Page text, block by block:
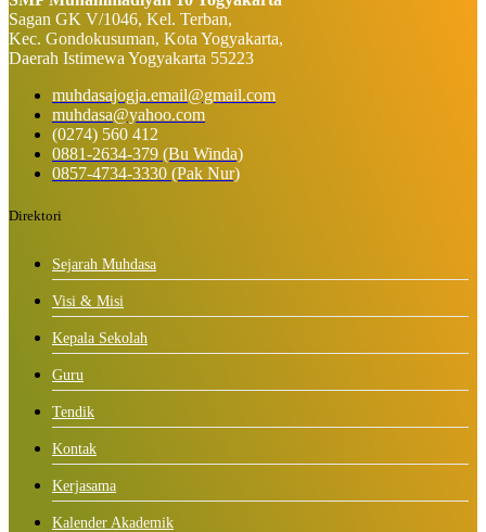
Sagan GK V/1046, Kel. Terban,
Kec. Gondokusuman, Kota Yogyakarta,
Daerah Istimewa Yogyakarta 55223
muhdasajogja.email@gmail.com
muhdasa@yahoo.com
(0274) 560 412
0881-2634-379 (Bu Winda)
0857-4734-3330 (Pak Nur)
Direktori
Sejarah Muhdasa
Visi & Misi
Kepala Sekolah
Guru
Tendik
Kontak
Kerjasama
Kalender Akademik